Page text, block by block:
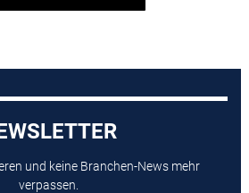
und keine Branchen-News mehr
verpassen.